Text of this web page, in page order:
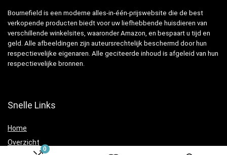
0
Bournefield is een moderne alles-in-één-prijswebsite die de best
verkopende producten biedt voor uw liefhebbende huisdieren van
verschillende winkelsites, waaronder Amazon, en bespaart u tijd en
geld. Alle afbeeldingen zijn auteursrechtelijk beschermd door hun
respectievelijke eigenaren. Alle geciteerde inhoud is afgeleid van hun
respectievelijke bronnen.
Snelle Links
Home
Overzicht